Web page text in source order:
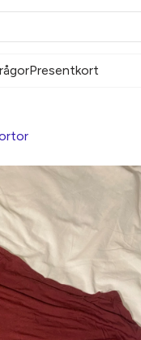
Presentkort